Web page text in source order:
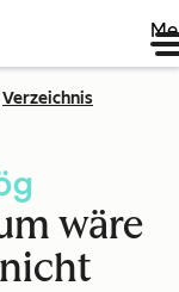
Verzeichnis
wäre